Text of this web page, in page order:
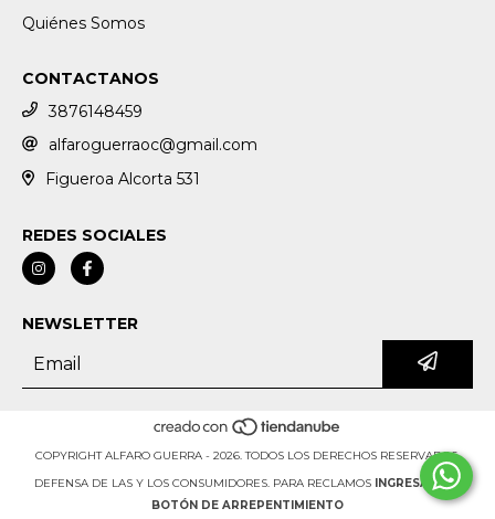
Quiénes Somos
CONTACTANOS
3876148459
alfaroguerraoc@gmail.com
Figueroa Alcorta 531
REDES SOCIALES
NEWSLETTER
COPYRIGHT ALFARO GUERRA - 2026. TODOS LOS DERECHOS RESERVADOS.
DEFENSA DE LAS Y LOS CONSUMIDORES. PARA RECLAMOS
INGRESÁ ACÁ.
BOTÓN DE ARREPENTIMIENTO